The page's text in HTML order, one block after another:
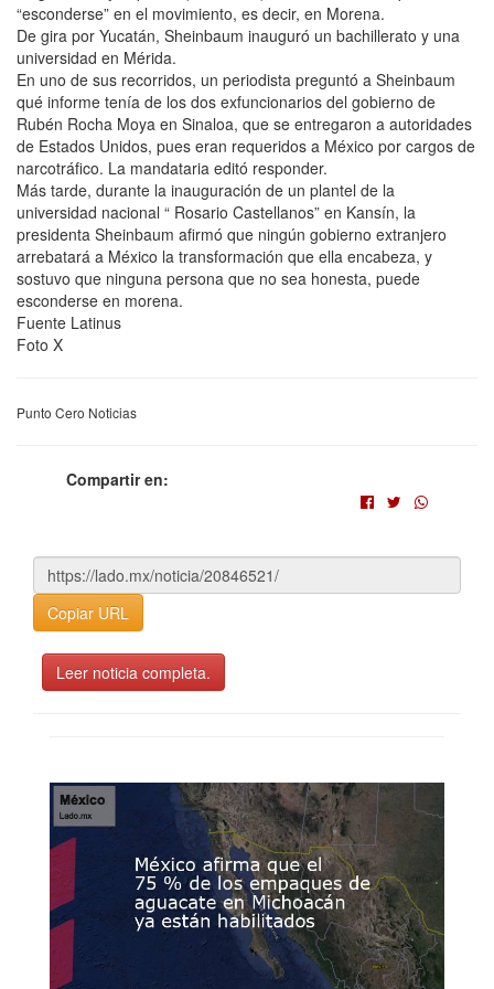
“esconderse” en el movimiento, es decir, en Morena.
De gira por Yucatán, Sheinbaum inauguró un bachillerato y una
universidad en Mérida.
En uno de sus recorridos, un periodista preguntó a Sheinbaum
qué informe tenía de los dos exfuncionarios del gobierno de
Rubén Rocha Moya en Sinaloa, que se entregaron a autoridades
de Estados Unidos, pues eran requeridos a México por cargos de
narcotráfico. La mandataria editó responder.
Más tarde, durante la inauguración de un plantel de la
universidad nacional “ Rosario Castellanos” en Kansín, la
presidenta Sheinbaum afirmó que ningún gobierno extranjero
arrebatará a México la transformación que ella encabeza, y
sostuvo que ninguna persona que no sea honesta, puede
esconderse en morena.
Fuente Latinus
Foto X
Punto Cero Noticias
Compartir en:
Copiar URL
Leer noticia completa.